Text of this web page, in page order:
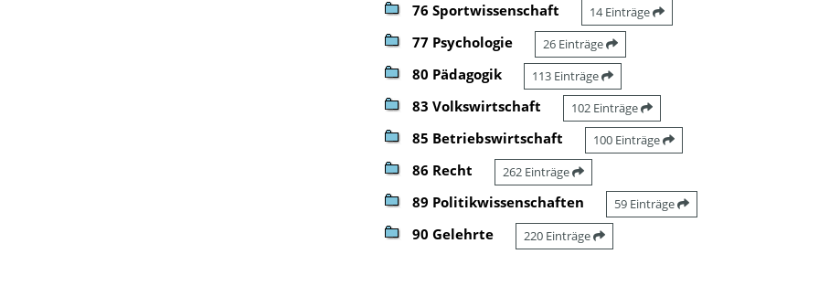
76 Sportwissenschaft 14 Einträge
77 Psychologie 26 Einträge
80 Pädagogik 113 Einträge
83 Volkswirtschaft 102 Einträge
85 Betriebswirtschaft 100 Einträge
86 Recht 262 Einträge
89 Politikwissenschaften 59 Einträge
90 Gelehrte 220 Einträge